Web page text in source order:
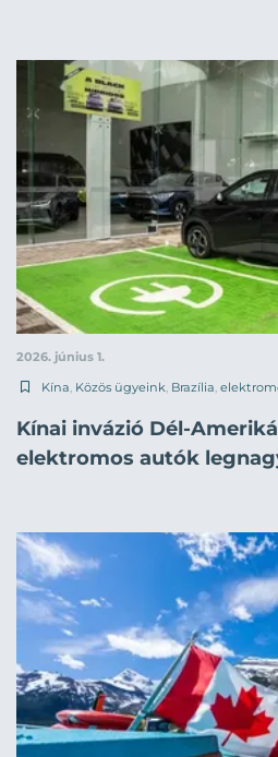
2026. június 1.
Kína, Közös ügyeink, Brazília,
Kínai invázió Dél-
elektromos autók